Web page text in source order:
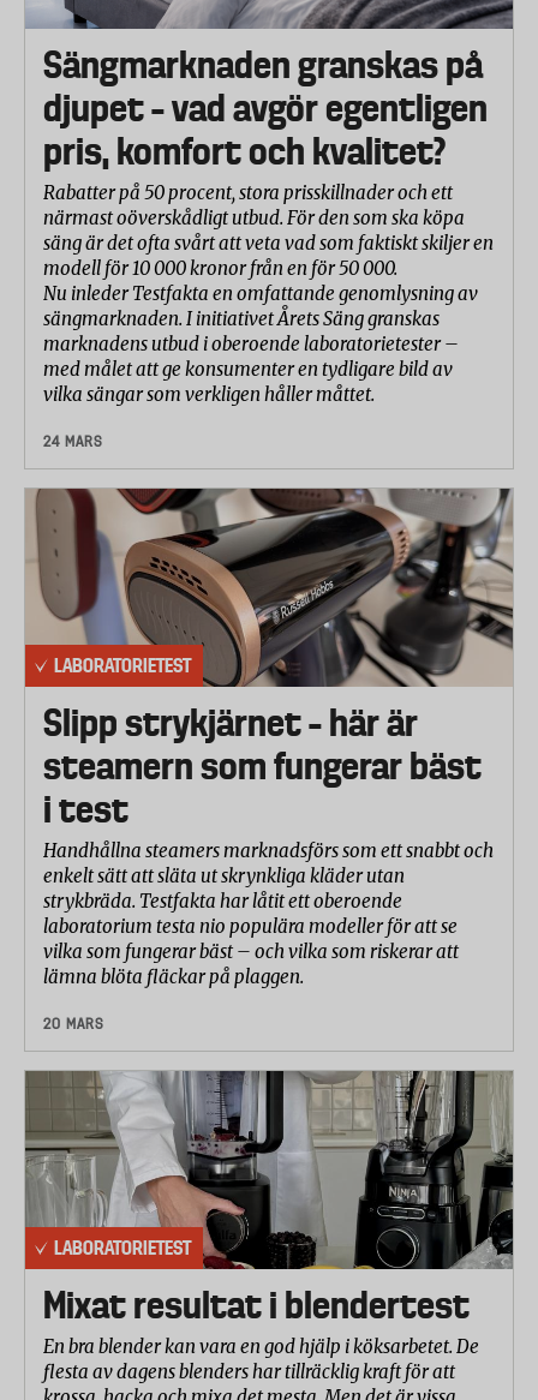
Sängmarknaden granskas på
djupet – vad avgör egentligen
pris, komfort och kvalitet?
Rabatter på 50 procent, stora prisskillnader och ett
närmast oöverskådligt utbud. För den som ska köpa
säng är det ofta svårt att veta vad som faktiskt skiljer en
modell för 10 000 kronor från en för 50 000.
Nu inleder Testfakta en omfattande genomlysning av
sängmarknaden. I initiativet Årets Säng granskas
marknadens utbud i oberoende laboratorietester –
med målet att ge konsumenter en tydligare bild av
vilka sängar som verkligen håller måttet.
24 MARS
LABORATORIETEST
Slipp strykjärnet – här är
steamern som fungerar bäst
i test
Handhållna steamers marknadsförs som ett snabbt och
enkelt sätt att släta ut skrynkliga kläder utan
strykbräda. Testfakta har låtit ett oberoende
laboratorium testa nio populära modeller för att se
vilka som fungerar bäst – och vilka som riskerar att
lämna blöta fläckar på plaggen.
20 MARS
LABORATORIETEST
Mixat resultat i blendertest
En bra blender kan vara en god hjälp i köksarbetet. De
flesta av dagens blenders har tillräcklig kraft för att